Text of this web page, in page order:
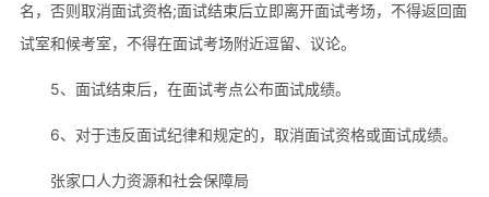
名，否则取消面试资格;面试结束后立即离开面试考场，不得返回面
试室和候考室，不得在面试考场附近逗留、议论。
5、面试结束后，在面试考点公布面试成绩。
6、对于违反面试纪律和规定的，取消面试资格或面试成绩。
张家口人力资源和社会保障局